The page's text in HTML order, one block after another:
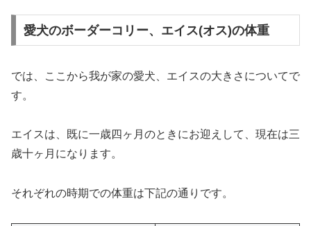
愛犬のボーダーコリー、エイス(オス)の体重
では、ここから我が家の愛犬、エイスの大きさについてで
す。
エイスは、既に一歳四ヶ月のときにお迎えして、現在は三
歳十ヶ月になります。
それぞれの時期での体重は下記の通りです。